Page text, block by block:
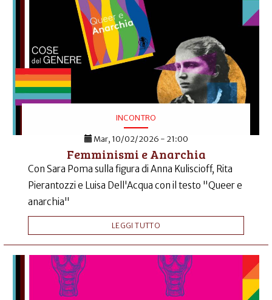
INCONTRO
Mar, 10/02/2026 - 21:00
Femminismi e Anarchia
Con Sara Poma sulla figura di Anna Kuliscioff, Rita
Pierantozzi e Luisa Dell'Acqua con il testo "Queer e
anarchia"
LEGGI TUTTO